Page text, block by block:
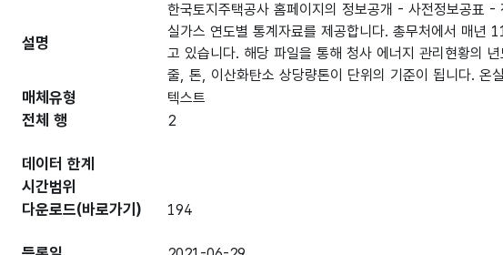
설명
한국토지주택공사 홈페이지의 정보공개 - 사전정보공표
실가스 연도별 통계자료를 제공합니다. 총무처에서 매년
고 있습니다. 해당 파일을 통해 청사 에너지 관리현황의
줄, 톤, 이산화탄소 상당량톤이 단위의 기준이 됩니다. 온
매체유형 텍스트
전체 행 2
데이터 한계
시간범위
다운로드(바로가기) 194